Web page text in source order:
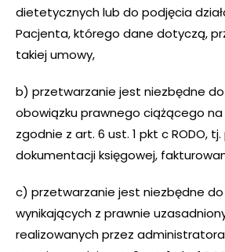
dietetycznych lub do podjęcia
Pacjenta, którego dane dotyczą,
takiej umowy,
b) przetwarzanie jest niezbędne do
obowiązku prawnego ciążącego
zgodnie z art. 6 ust. 1 pkt c RODO,
dokumentacji księgowej,
c) przetwarzanie jest niezbędne
wynikających z prawnie
realizowanych przez